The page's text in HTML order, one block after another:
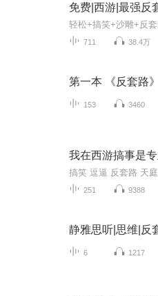
免费|西游|最强反
轻松+搞笑+沙雕+反
711 38.4万
第一本 《反套路》
153 3460
我在西游搞事是
251 9388
静雅思听|思维|反
6 1217